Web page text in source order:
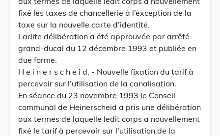
fixé les taxes de chancellerie à l’exception de la
taxe sur la nouvelle carte d’identité.
Ladite délibération a été approuvée par arrêté
grand-ducal du 12 décembre 1993 et publiée en
due forme.
H e i n e r s c h e i d. - Nouvelle fixation du tarif à
percevoir sur l’utilisation de la canalisation.
En séance du 23 novembre 1993 le Conseil
communal de Heinerscheid a pris une délibération
aux termes de laquelle ledit corps a nouvellement
fixé le tarif à percevoir sur l’utilisation de la